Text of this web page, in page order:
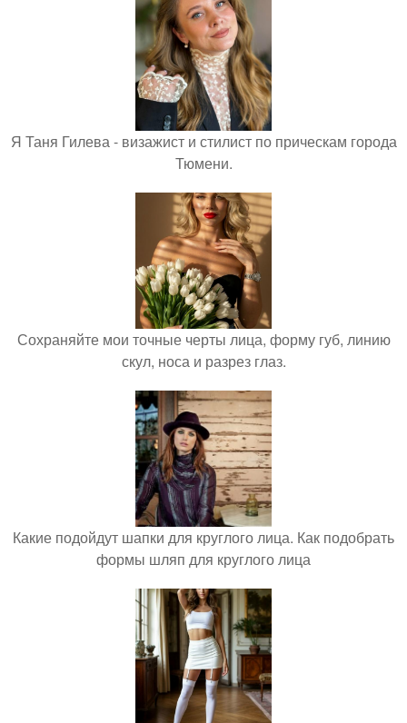
Я Таня Гилева - визажист и стилист по прическам города
Тюмени.
Сохраняйте мои точные черты лица, форму губ, линию
скул, носа и разрез глаз.
Какие подойдут шапки для круглого лица. Как подобрать
формы шляп для круглого лица